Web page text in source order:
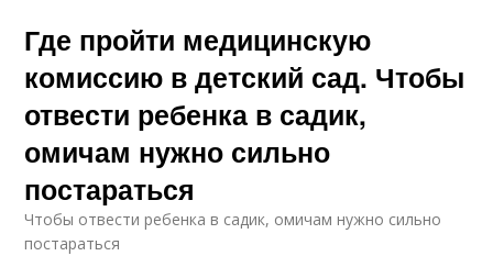
Где пройти медицинскую
комиссию в детский сад. Чтобы
отвести ребенка в садик,
омичам нужно сильно
постараться
Чтобы отвести ребенка в садик, омичам нужно сильно
постараться